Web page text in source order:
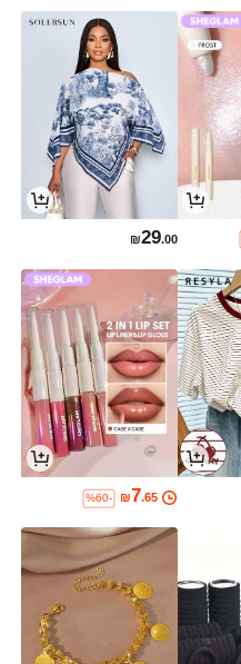
₪29.00
₪7.65
%60-